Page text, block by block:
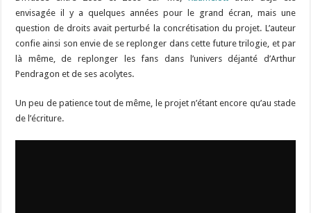
envisagée il y a quelques années pour le grand écran, mais une
question de droits avait perturbé la concrétisation du projet. L’auteur
confie ainsi son envie de se replonger dans cette future trilogie, et par
là même, de replonger les fans dans l’univers déjanté d’Arthur
Pendragon et de ses acolytes.
Un peu de patience tout de même, le projet n’étant encore qu’au stade
de l’écriture.